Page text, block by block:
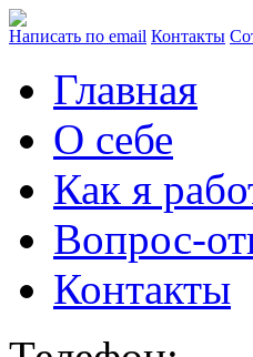
Написать по email Контакты
Главная
О себе
Как я
Вопрос-
Контакты